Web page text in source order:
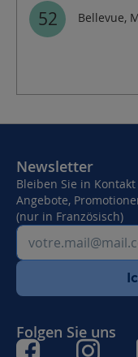
52 Bellevue,
Newsletter
Bleiben Sie in
Angebote,
(nur in Französisch)
Folgen Sie uns